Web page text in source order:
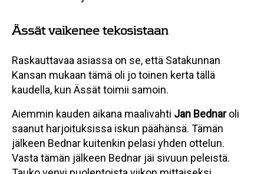
Ässät vaikenee tekosistaan
Raskauttavaa asiassa on se, että Satakunnan
Kansan mukaan tämä oli jo toinen kerta tällä
kaudella, kun Ässät toimii samoin.
Aiemmin kauden aikana maalivahti Jan Bednaroli
saanut harjoituksissa iskun päähänsä. Tämän
jälkeen Bednar kuitenkin pelasi yhden ottelun.
Vasta tämän jälkeen Bednar jäi sivuun peleistä.